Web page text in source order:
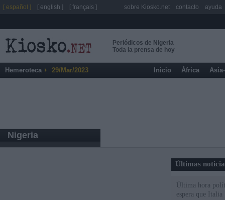
Periódicos de Nigeria
Toda la prensa de hoy
Hemeroteca 29/Mar/2023 Inicio África
Nigeria
Últimas
Última hora
espera que
[ español ] [ english ] [ français ] sobre Kiosko.net contacto ayuda